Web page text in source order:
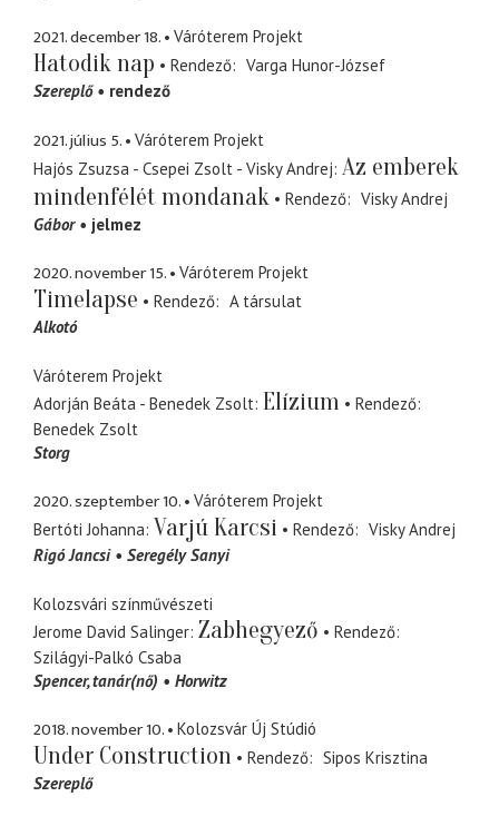
2021. december 18. Váróterem Projekt
Hatodik nap Rendező
Varga Hunor-József
Szereplő
rendező
2021. július 5.
Váróterem Projekt
Hajós Zsuzsa - Csepei Zsolt - Visky Andrej Az emberek
mindenfélét mondanak
Rendező
Visky Andrej
Gábor
jelmez
2020. november 15. Váróterem Projekt
Timelapse Rendező
A társulat
Alkotó
Váróterem Projekt
Adorján Beáta - Benedek Zsolt Elízium
Rendező
Benedek Zsolt
Storg
2020. szeptember 10.
Váróterem Projekt
Bertóti Johanna Varjú Karcsi Rendező
Visky Andrej
Rigó Jancsi
Seregély Sanyi
Kolozsvári színművészeti
Jerome David Salinger Zabhegyező
Rendező
Szilágyi-Palkó Csaba
Spencer tanár(nő) Horwitz
2018. november 10. Kolozsvár Új Stúdió
Under Construction Rendező
Sipos Krisztina
Szereplő